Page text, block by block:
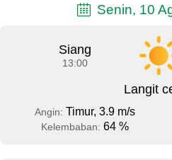
Senin, 10
Siang
13:00
Langit
Angin: Timur, 3.9 m/s
Kelembaban: 64 %